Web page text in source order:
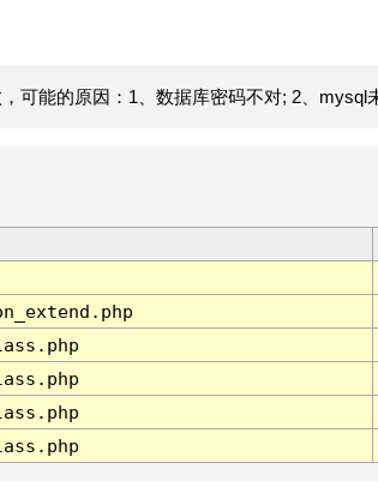
可能的原因：1、数据库密码不对; 2、mysql